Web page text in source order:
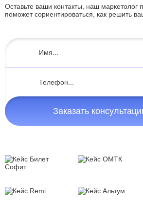
Оставьте ваши контакты, наш маркетолог
поможет сориентироваться, как решить
Заказать